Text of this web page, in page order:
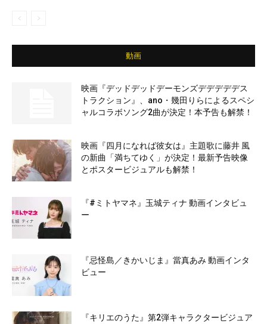
動画
映画『デッドデッドデーモンズデデデデデス
トラクション』、ano・幾田りらによるスペシ
ャルコラボソング2曲が決定！本予告も解禁！
映画『四月になれば彼女は』主題歌に藤井 風
の新曲「満ちてゆく」が決定！最新予告映像
とポスタービジュアルも解禁！
『#ミトヤマネ』玉城ティナ 動画インタビュ
ー
『忌怪島／きかいじま』當真あみ 動画インタ
ビュー
『キリエのうた』第2弾キャラクタービジュア